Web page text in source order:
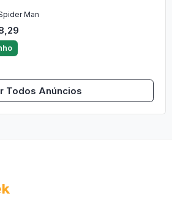
Man
Todos Anúncios